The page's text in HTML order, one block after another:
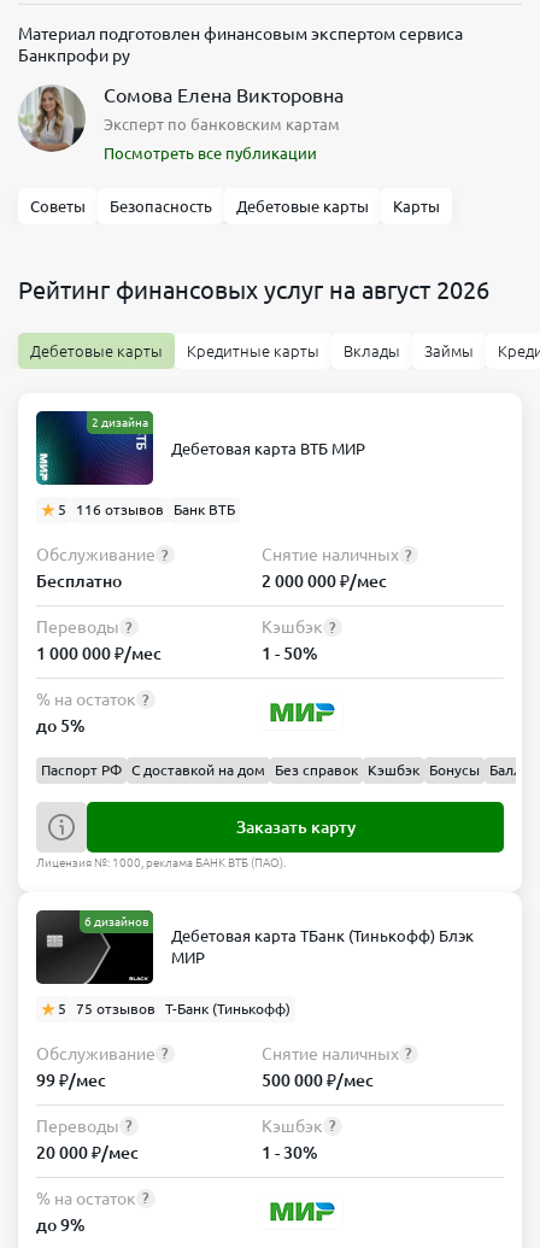
Материал подготовлен финансовым экспертом сервиса
Банкпрофи ру
Сомова Елена Викторовна
Эксперт по банковским картам
Посмотреть все публикации
Советы Безопасность Дебетовые карты Карты
Рейтинг финансовых услуг на август 2026
Дебетовые карты Кредитные карты Вклады Займы
2 дизайна
Дебетовая карта ВТБ МИР
5 116 отзывов Банк ВТБ
Обслуживание ?
Бесплатно
Снятие наличных ?
2 000 000 ₽/мес
Переводы ?
1 000 000 ₽/мес
Кэшбэк ?
1 - 50%
% на остаток ?
до 5%
Паспорт РФ С доставкой на дом Без справок Кэшбэк Бонусы Баллы
Заказать карту
Лицензия №: 1000, реклама БАНК ВТБ (ПАО).
6 дизайнов
Дебетовая карта ТБанк (Тинькофф) Блэк
МИР
5 75 отзывов Т-Банк (Тинькофф)
Обслуживание ?
99 ₽/мес
Снятие наличных ?
500 000 ₽/мес
Переводы ?
20 000 ₽/мес
Кэшбэк ?
1 - 30%
% на остаток ?
до 9%